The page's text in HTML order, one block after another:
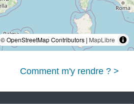
© OpenStreetMap Contributors | MapLibre
Comment m'y rendre ? >